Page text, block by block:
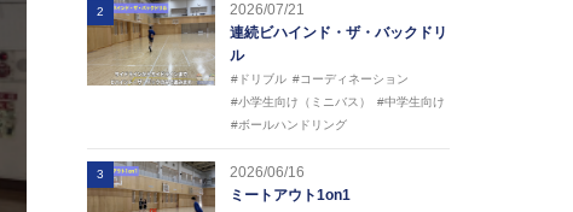
2
2026/07/21
連続ビハインド・ザ・バックドリ
ル
#ドリブル #コーディネーション
#小学生向け（ミニバス）
#中学生向け
#ボールハンドリング
3
2026/06/16
ミートアウト1on1